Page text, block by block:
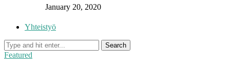
January 20, 2020
Yhteistyö
Featured